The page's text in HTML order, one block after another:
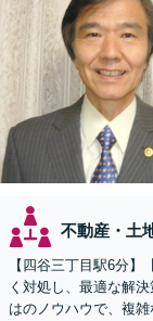
不動産・土
【四谷三丁目駅6分
く対処し、最適な解
はのノウハウで、複